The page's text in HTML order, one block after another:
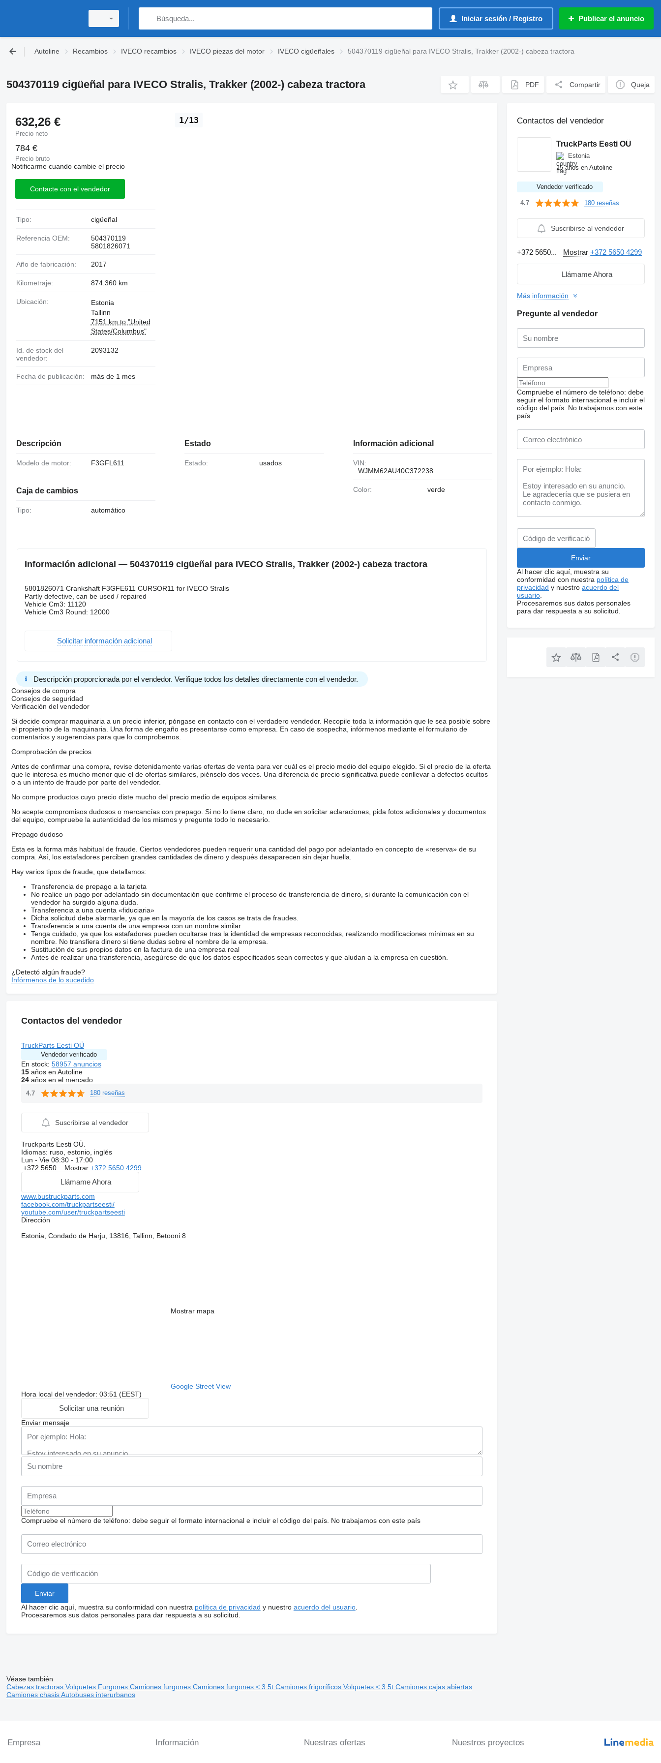
Iniciar sesión / Registro Publicar el anuncio
Autoline Recambios IVECO recambios IVECO piezas del motor IVECO cigüeñales 504370119 cigüeñal para IVECO Stralis, Trakker (2002-) cabeza tractora
504370119 cigüeñal para IVECO Stralis, Trakker (2002-) cabeza tractora PDF Compartir Queja
1/13
632,26 €
Precio neto
784 €
Precio bruto
Notificarme cuando cambie el precio
Contacte con el vendedor
Tipo: cigüeñal
Referencia OEM:
504370119
5801826071
Año de fabricación: 2017
Kilometraje: 874.360 km
Ubicación:
Estonia
Tallinn
7151 km to "United
States/Columbus"
Id. de stock del
vendedor:
2093132
Fecha de publicación: más de 1 mes
Descripción
Modelo de motor: F3GFL611
Caja de cambios
Tipo: automático
Estado
Estado: usados
Información adicional
VIN:
WJMM62AU40C372238
Color: verde
Información adicional — 504370119 cigüeñal para IVECO Stralis, Trakker (2002-) cabeza tractora
5801826071 Crankshaft F3GFE611 CURSOR11 for IVECO Stralis
Partly defective, can be used / repaired
Vehicle Cm3: 11120
Vehicle Cm3 Round: 12000
Solicitar información adicional
Descripción proporcionada por el vendedor. Verifique todos los detalles directamente con el vendedor.
Consejos de compra
Consejos de seguridad
Verificación del vendedor
Si decide comprar maquinaria a un precio inferior, póngase en contacto con el verdadero vendedor. Recopile toda la información que le sea posible sobre
el propietario de la maquinaria. Una forma de engaño es presentarse como empresa. En caso de sospecha, infórmenos mediante el formulario de
comentarios y sugerencias para que lo comprobemos.
Comprobación de precios
Antes de confirmar una compra, revise detenidamente varias ofertas de venta para ver cuál es el precio medio del equipo elegido. Si el precio de la oferta
que le interesa es mucho menor que el de ofertas similares, piénselo dos veces. Una diferencia de precio significativa puede conllevar a defectos ocultos
o a un intento de fraude por parte del vendedor.
No compre productos cuyo precio diste mucho del precio medio de equipos similares.
No acepte compromisos dudosos o mercancías con prepago. Si no lo tiene claro, no dude en solicitar aclaraciones, pida fotos adicionales y documentos
del equipo, compruebe la autenticidad de los mismos y pregunte todo lo necesario.
Prepago dudoso
Esta es la forma más habitual de fraude. Ciertos vendedores pueden requerir una cantidad del pago por adelantado en concepto de «reserva» de su
compra. Así, los estafadores perciben grandes cantidades de dinero y después desaparecen sin dejar huella.
Hay varios tipos de fraude, que detallamos:
Transferencia de prepago a la tarjeta
No realice un pago por adelantado sin documentación que confirme el proceso de transferencia de dinero, si durante la comunicación con el
vendedor ha surgido alguna duda.
Transferencia a una cuenta «fiduciaria»
Dicha solicitud debe alarmarle, ya que en la mayoría de los casos se trata de fraudes.
Transferencia a una cuenta de una empresa con un nombre similar
Tenga cuidado, ya que los estafadores pueden ocultarse tras la identidad de empresas reconocidas, realizando modificaciones mínimas en su
nombre. No transfiera dinero si tiene dudas sobre el nombre de la empresa.
Sustitución de sus propios datos en la factura de una empresa real
Antes de realizar una transferencia, asegúrese de que los datos especificados sean correctos y que aludan a la empresa en cuestión.
¿Detectó algún fraude?
Infórmenos de lo sucedido
Contactos del vendedor
TruckParts Eesti OÜ
Vendedor verificado
En stock: 58957 anuncios
15años en Autoline
24años en el mercado
4.7 180 reseñas
Suscribirse al vendedor
Truckparts Eesti OÜ.
Idiomas: ruso, estonio, inglés
Lun - Vie 08:30 - 17:00
+372 5650... Mostrar +372 5650 4299
Llámame Ahora
www.bustruckparts.com
facebook.com/truckpartseesti/
youtube.com/user/truckpartseesti
Dirección
Estonia, Condado de Harju, 13816, Tallinn, Betooni 8
Mostrar mapa
Google Street View
Hora local del vendedor: 03:51 (EEST)
Solicitar una reunión
Enviar mensaje
Compruebe el número de teléfono: debe seguir el formato internacional e incluir el código del país. No trabajamos con este país
Al hacer clic aquí, muestra su conformidad con nuestra política de privacidad y nuestro acuerdo del usuario.
Procesaremos sus datos personales para dar respuesta a su solicitud.
Contactos del vendedor
TruckParts Eesti OÜ
Estonia
15 años en Autoline
Vendedor verificado
4.7 180 reseñas
Suscribirse al vendedor
+372 5650... Mostrar+372 5650 4299
Llámame Ahora
Más información
Pregunte al vendedor
Compruebe el número de teléfono: debe
seguir el formato internacional e incluir el
código del país. No trabajamos con este
país
Al hacer clic aquí, muestra su
conformidad con nuestra política de
privacidad y nuestroacuerdo del
usuario
Procesaremos sus datos personales
para dar respuesta a su solicitud.
Véase también
Cabezas tractoras Volquetes Furgones Camiones furgones Camiones furgones < 3.5t Camiones frigoríficos Volquetes < 3.5t Camiones cajas abiertas
Camiones chasisAutobuses interurbanos
Empresa Información Nuestras ofertas Nuestros proyectos